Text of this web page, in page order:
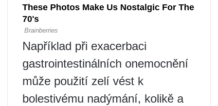
Například při exacerbaci
gastrointestinálních onemocnění
může použití zelí vést k
bolestivému nadýmání, kolikě a